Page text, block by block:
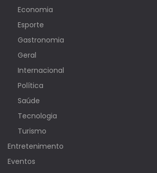
Economia
Esporte
Gastronomia
Geral
Internacional
Política
Saúde
Tecnologia
Turismo
Entretenimento
Eventos